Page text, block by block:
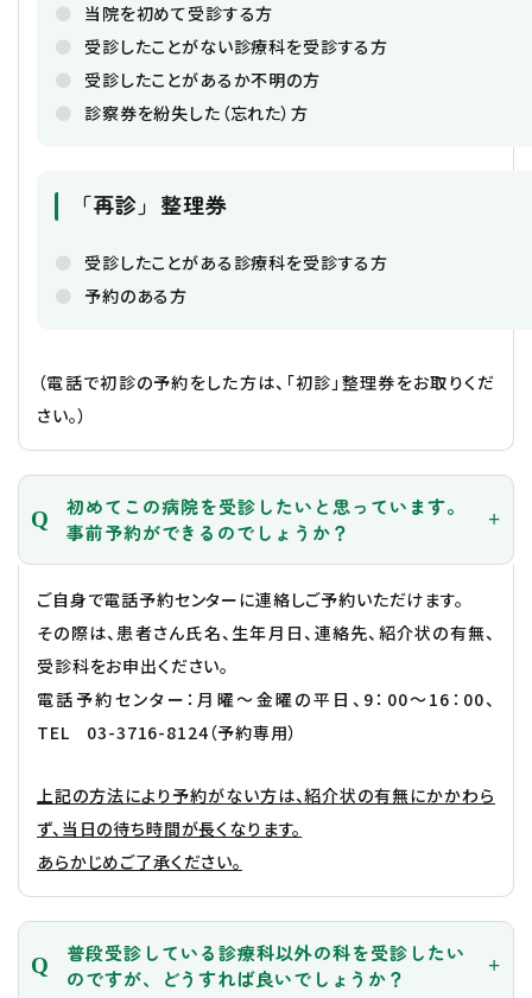
当院を初めて受診する⽅
受診したことがない診療科を受診する⽅
受診したことがあるか不明の⽅
診察券を紛失した（忘れた）⽅
「再診」整理券
受診したことがある診療科を受診する方
予約のある方
（電話で初診の予約をした方は、「初診」整理券をお取りくだ
さい。）
初めてこの病院を受診したいと思っています。
事前予約ができるのでしょうか？
ご自身で電話予約センターに連絡しご予約いただけます。
その際は、患者さん氏名、生年月日、連絡先、紹介状の有無、
受診科をお申出ください。
電話予約センター：月曜～金曜の平日、9：00～16：00、
TEL 03-3716-8124（予約専用）
上記の方法により予約がない方は、紹介状の有無にかかわら
ず、当日の待ち時間が長くなります。
あらかじめご了承ください。
普段受診している診療科以外の科を受診したい
のですが、どうすれば良いでしょうか？